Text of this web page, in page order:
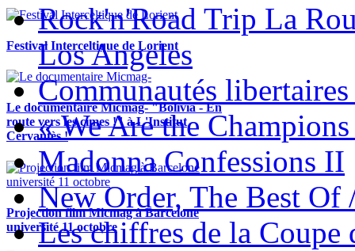
Festival Interceltique de Lorient
Le documentaire Micmag- "Bolivia - En
route vers les cimes !" à L'Institut
Cervantès !
Projection film Micmag à Barcelone
université 11 octobre
Rock'n'Road Trip La
Los Angeles
Communautés libertaires
« We Are the
Madonna Confessions II
New Order, The Best Of
Les chiffres de la Coupe